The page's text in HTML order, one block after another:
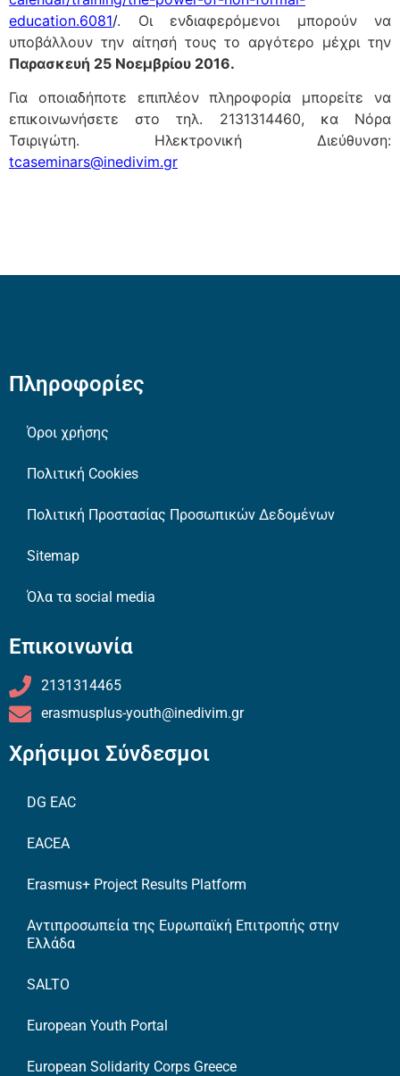
education.6081/. Οι ενδιαφερόμενοι μπορούν να
υποβάλλουν την αίτησή τους το αργότερο μέχρι την
Παρασκευή 25 Νοεμβρίου 2016.
Για οποιαδήποτε επιπλέον πληροφορία μπορείτε να
επικοινωνήσετε στο τηλ. 2131314460, κα Νόρα
Τσιριγώτη. Ηλεκτρονική Διεύθυνση:
tcaseminars@inedivim.gr
Πληροφορίες
Όροι χρήσης
Πολιτική Cookies
Πολιτική Προστασίας Προσωπικών Δεδομένων
Sitemap
Όλα τα social media
Επικοινωνία
2131314465
erasmusplus-youth@inedivim.gr
Χρήσιμοι Σύνδεσμοι
DG EAC
EACEA
Erasmus+ Project Results Platform
Αντιπροσωπεία της Ευρωπαϊκή Επιτροπής στην
Ελλάδα
SALTO
European Youth Portal
European Solidarity Corps Greece